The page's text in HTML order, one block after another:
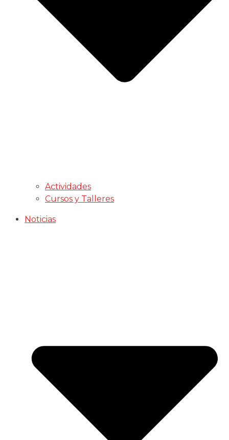
Actividades
Cursos y Talleres
Noticias